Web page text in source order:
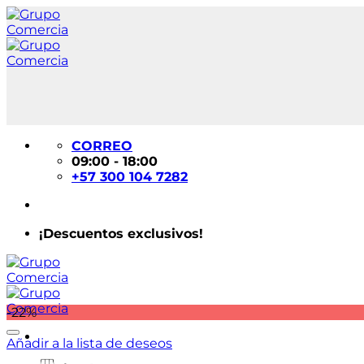
Saltar
al
contenido
CORREO
09:00 - 18:00
+57 300 104 7282
¡Descuentos exclusivos!
-22%
Añadir a la lista de deseos